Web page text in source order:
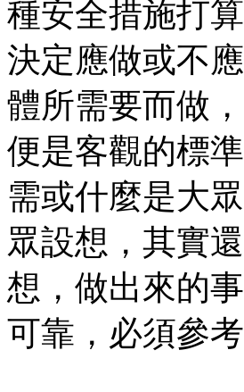
種安全措施打
決定應做或不
體所需要而做
便是客觀的標
需或什麼是大
眾設想，其實
想，做出來的
可靠，必須參